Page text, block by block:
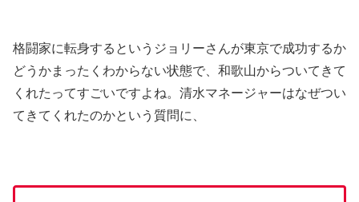
格闘家に転身するというジョリーさんが東京で成功するか
どうかまったくわからない状態で、和歌山からついてきて
くれたってすごいですよね。清水マネージャーはなぜつい
てきてくれたのかという質問に、